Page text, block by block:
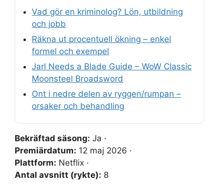
Vad gör en kriminolog? Lön, utbildning
och jobb
Räkna ut procentuell ökning – enkel
formel och exempel
Jarl Needs a Blade Guide – WoW Classic
Moonsteel Broadsword
Ont i nedre delen av ryggen/rumpan –
orsaker och behandling
Bekräftad säsong: Ja ·
Premiärdatum: 12 maj 2026 ·
Plattform: Netflix ·
Antal avsnitt (rykte): 8